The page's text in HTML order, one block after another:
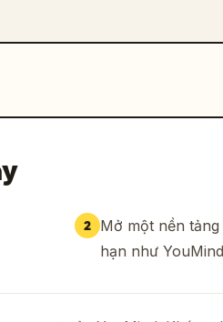
2 Mở một nền
hạn như